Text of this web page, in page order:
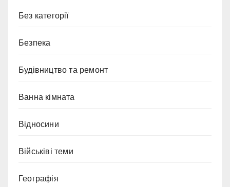
Без категорії
Безпека
Будівництво та ремонт
Ванна кімната
Відносини
Військіві теми
Географія